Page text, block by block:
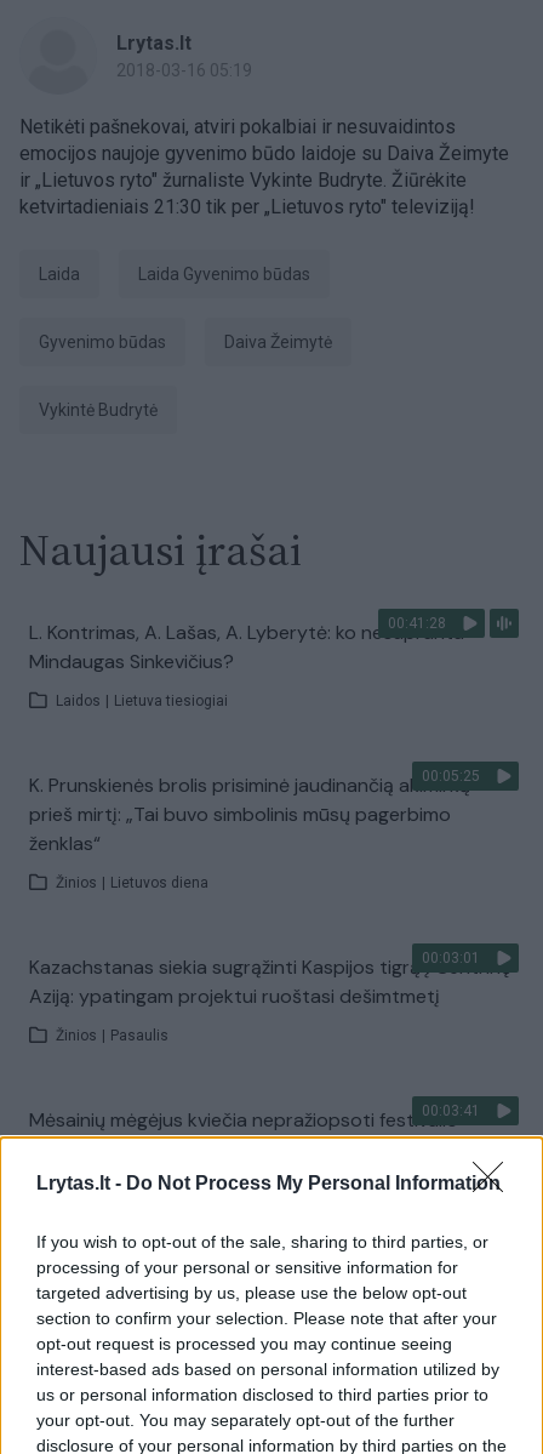
Lrytas.lt - Do Not Process My Personal Information
If you wish to opt-out of the sale, sharing to third parties, or
processing of your personal or sensitive information for
targeted advertising by us, please use the below opt-out
section to confirm your selection. Please note that after your
opt-out request is processed you may continue seeing
interest-based ads based on personal information utilized by
us or personal information disclosed to third parties prior to
your opt-out. You may separately opt-out of the further
disclosure of your personal information by third parties on the
Lrytas.lt
2018-03-16 05:19
Netikėti pašnekovai, atviri pokalbiai ir nesuvaidintos
emocijos naujoje gyvenimo būdo laidoje su Daiva Žeimyte
ir „Lietuvos ryto" žurnaliste Vykinte Budryte. Žiūrėkite
ketvirtadieniais 21:30 tik per „Lietuvos ryto" televiziją!
laida laida Gyvenimo būdas
gyvenimo būdas Daiva Žeimytė
Vykintė Budrytė
Naujausi įrašai
00:41:28
L. Kontrimas, A. Lašas, A. Lyberytė: ko nesupranta
Mindaugas Sinkevičius?
Laidos Lietuva tiesiogiai
00:05:25
K. Prunskienės brolis prisiminė jaudinančią akimirką
prieš mirtį: „Tai buvo simbolinis mūsų pagerbimo
ženklas“
Žinios Lietuvos diena
00:03:01
Kazachstanas siekia sugrąžinti Kaspijos tigrą į Centrinę
Aziją: ypatingam projektui ruoštasi dešimtmetį
Žinios Pasaulis
00:03:41
Mėsainių mėgėjus kviečia nepražiopsoti festivalio
Žinios | Lietuvos diena
Visi įrašai
Žiūrimiausi įrašai